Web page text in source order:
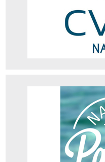
Nantes Paddle
Elle a pour vocation de